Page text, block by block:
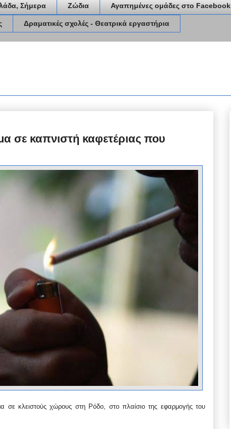
Σήμερα Ζώδια Αγαπημένες ομάδες στο Facebook
Δραματικές σχολές - Θεατρικά εργαστήρια
σε καπνιστή καφετέριας που
κλειστούς χώρους στη Ρόδο, στο πλαίσιο της εφαρμογής του